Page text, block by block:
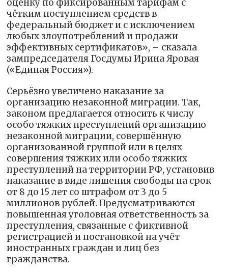
оценку по фиксированным тарифам с
чётким поступлением средств в
федеральный бюджет и с исключением
любых злоупотреблений и продажи
эффективных сертификатов», – сказала
зампредседателя Госдумы Ирина Яровая
(«Единая Россия»).
Серьёзно увеличено наказание за
организацию незаконной миграции. Так,
законом предлагается относить к числу
особо тяжких преступлений организацию
незаконной миграции, совершённую
организованной группой или в целях
совершения тяжких или особо тяжких
преступлений на территории РФ, установив
наказание в виде лишения свободы на срок
от 8 до 15 лет со штрафом от 3 до 5
миллионов рублей. Предусматриваются
повышенная уголовная ответственность за
преступления, связанные с фиктивной
регистрацией и постановкой на учёт
иностранных граждан и лиц без
гражданства.